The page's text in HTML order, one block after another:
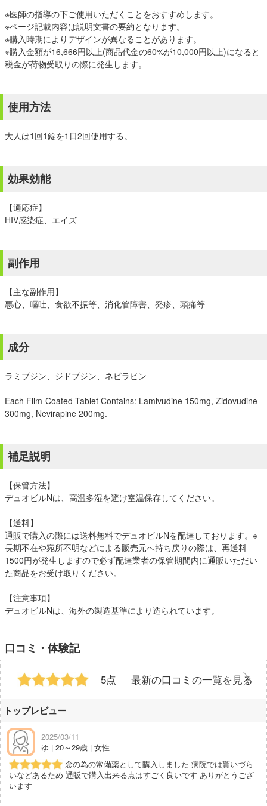
※医師の指導の下ご使用いただくことをおすすめします。
※ページ記載内容は説明文書の要約となります。
※購入時期によりデザインが異なることがあります。
※購入金額が16,666円以上(商品代金の60%が10,000円以上)になると
税金が荷物受取りの際に発生します。
使用方法
大人は1回1錠を1日2回使用する。
効果効能
【適応症】
HIV感染症、エイズ
副作用
【主な副作用】
悪心、嘔吐、食欲不振等、消化管障害、発疹、頭痛等
成分
ラミブジン、ジドブジン、ネビラピン
Each Film-Coated Tablet Contains: Lamivudine 150mg, Zidovudine
300mg, Nevirapine 200mg.
補足説明
【保管方法】
デュオビルNは、高温多湿を避け室温保存してください。
【送料】
通販で購入の際には送料無料でデュオビルNを配達しております。※
長期不在や宛所不明などによる販売元へ持ち戻りの際は、再送料
1500円が発生しますので必ず配達業者の保管期間内に通販いただい
た商品をお受け取りください。
【注意事項】
デュオビルNは、海外の製造基準により造られています。
口コミ・体験記
5点 最新の口コミの一覧を見る
トップレビュー
2025/03/11
ゆ | 20～29歳 | 女性
念の為の常備薬として購入しました 病院では貰いづら
いなどあるため 通販で購入出来る点はすごく良いです ありがとうござ
います